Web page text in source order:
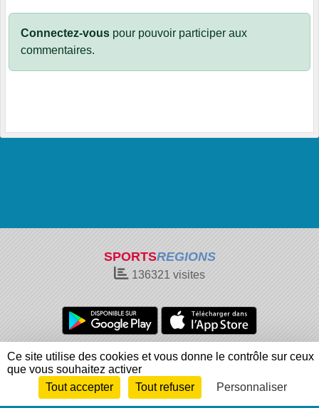
Connectez-vous pour pouvoir participer aux
commentaires.
SPORTSREGIONS
136321 visites
Charte cookies
Gestion des cookies
Informations légales
Signaler un contenu inapproprié
Envie de participer ?
Connexion
Ce site utilise des cookies et vous donne le contrôle sur ceux
que vous souhaitez activer
Tout accepter
Tout refuser Personnaliser